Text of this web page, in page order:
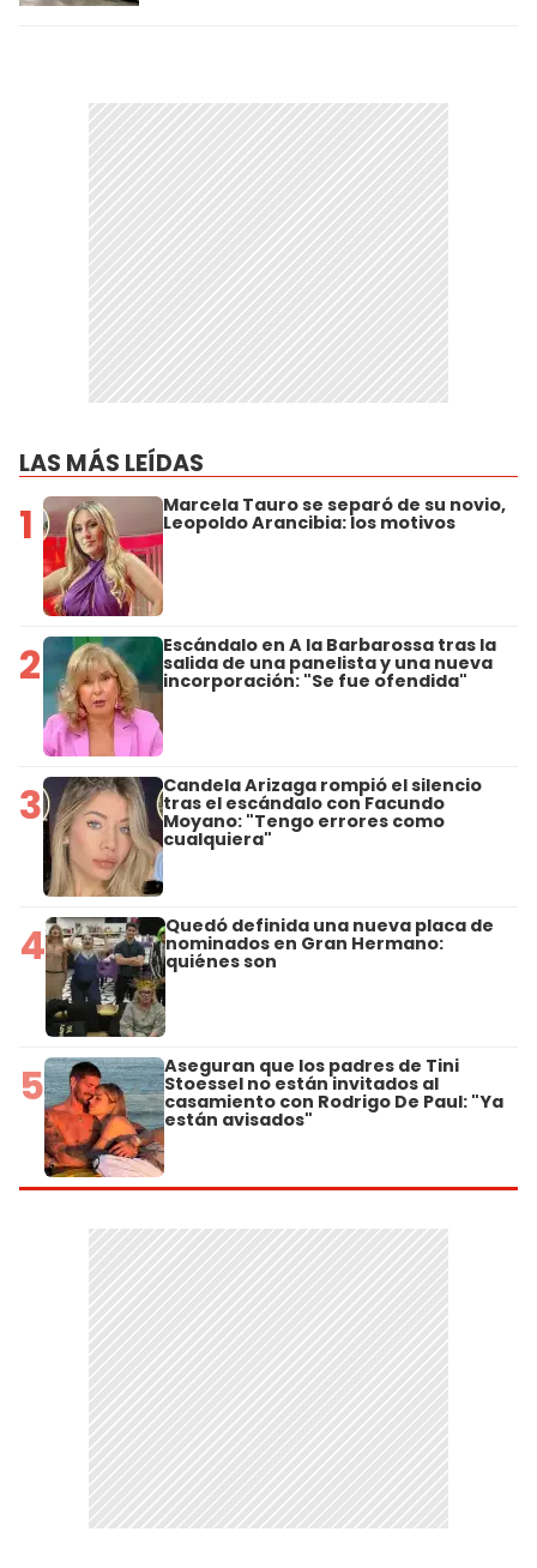
LAS MÁS LEÍDAS
1 Marcela Tauro se separó de su novio,
Leopoldo Arancibia: los motivos
2 Escándalo en A la Barbarossa tras la
salida de una panelista y una nueva
incorporación: "Se fue ofendida"
3 Candela Arizaga rompió el silencio
tras el escándalo con Facundo
Moyano: "Tengo errores como
cualquiera"
4 Quedó definida una nueva placa de
nominados en Gran Hermano:
quiénes son
5 Aseguran que los padres de Tini
Stoessel no están invitados al
casamiento con Rodrigo De Paul: "Ya
están avisados"